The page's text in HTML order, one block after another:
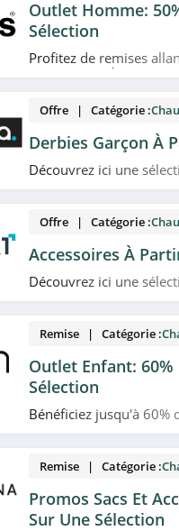
Outlet Homme:
Sélection
Profitez de remises
Offre | Catégorie :
Derbies Garçon À
Découvrez ici une
Offre | Catégorie :
Accessoires À
Découvrez ici une
Remise | Catégorie :
Outlet Enfant: 60%
Sélection
Bénéficiez jusqu'à 60%
Remise | Catégorie :
Promos Sacs Et
Sur Une Sélection